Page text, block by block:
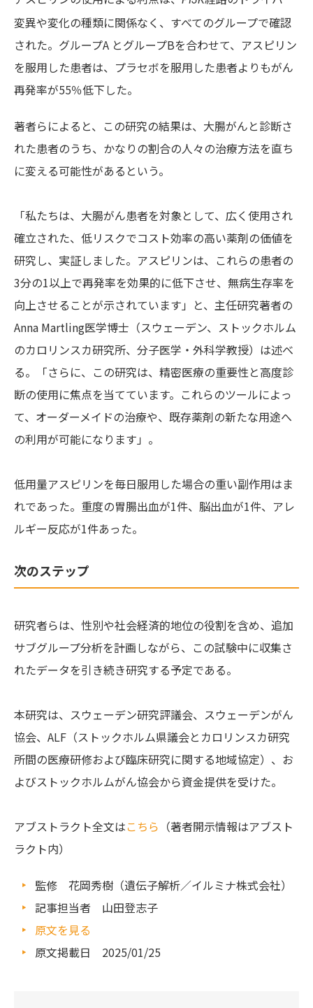
変異や変化の種類に関係なく、すべてのグループで確認
された。グループA とグループBを合わせて、アスピリン
を服用した患者は、プラセボを服用した患者よりもがん
再発率が55％低下した。
著者らによると、この研究の結果は、大腸がんと診断さ
れた患者のうち、かなりの割合の人々の治療方法を直ち
に変える可能性があるという。
「私たちは、大腸がん患者を対象として、広く使用され
確立された、低リスクでコスト効率の高い薬剤の価値を
研究し、実証しました。アスピリンは、これらの患者の
3分の1以上で再発率を効果的に低下させ、無病生存率を
向上させることが示されています」と、主任研究著者の
Anna Martling医学博士（スウェーデン、ストックホルム
のカロリンスカ研究所、分子医学・外科学教授）は述べ
る。「さらに、この研究は、精密医療の重要性と高度診
断の使用に焦点を当てています。これらのツールによっ
て、オーダーメイドの治療や、既存薬剤の新たな用途へ
の利用が可能になります」。
低用量アスピリンを毎日服用した場合の重い副作用はま
れであった。重度の胃腸出血が1件、脳出血が1件、アレ
ルギー反応が1件あった。
次のステップ
研究者らは、性別や社会経済的地位の役割を含め、追加
サブグループ分析を計画しながら、この試験中に収集さ
れたデータを引き続き研究する予定である。
本研究は、スウェーデン研究評議会、スウェーデンがん
協会、ALF（ストックホルム県議会とカロリンスカ研究
所間の医療研修および臨床研究に関する地域協定）、お
よびストックホルムがん協会から資金提供を受けた。
アブストラクト全文はこちら （著者開示情報はアブスト
ラクト内）
監修 花岡秀樹（遺伝子解析／イルミナ株式会社）
記事担当者 山田登志子
原文を見る
原文掲載日 2025/01/25